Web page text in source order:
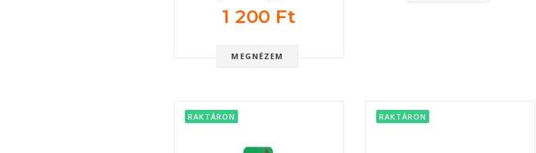
1 200 Ft
MEGNÉZEM
RAKTÁRON RAKTÁRON